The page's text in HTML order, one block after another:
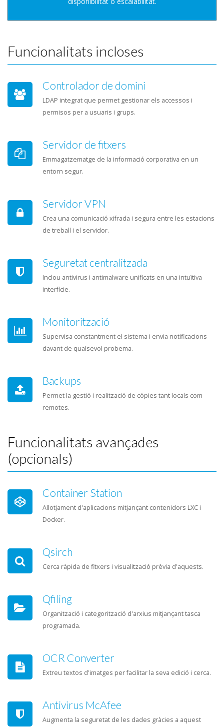
Funcionalitats incloses
Controlador de domini
LDAP integrat que permet gestionar els accessos i
permisos per a usuaris i grups.
Servidor de fitxers
Emmagatzematge de la informació corporativa en un
entorn segur.
Servidor VPN
Crea una comunicació xifrada i segura entre les estacions
de treball i el servidor.
Seguretat centralitzada
Inclou antivirus i antimalware unificats en una intuïtiva
interfície.
Monitorització
Supervisa constantment el sistema i envia notificacions
davant de qualsevol probema.
Backups
Permet la gestió i realització de còpies tant locals com
remotes.
Funcionalitats avançades
(opcionals)
Container Station
Allotjament d'aplicacions mitjançant contenidors LXC i
Docker.
Qsirch
Cerca ràpida de fitxers i visualització prèvia d'aquests.
Qfiling
Organització i categorització d'arxius mitjançant tasca
programada.
OCR Converter
Extreu textos d'imatges per facilitar la seva edició i cerca.
Antivirus McAfee
Augmenta la seguretat de les dades gràcies a aquest